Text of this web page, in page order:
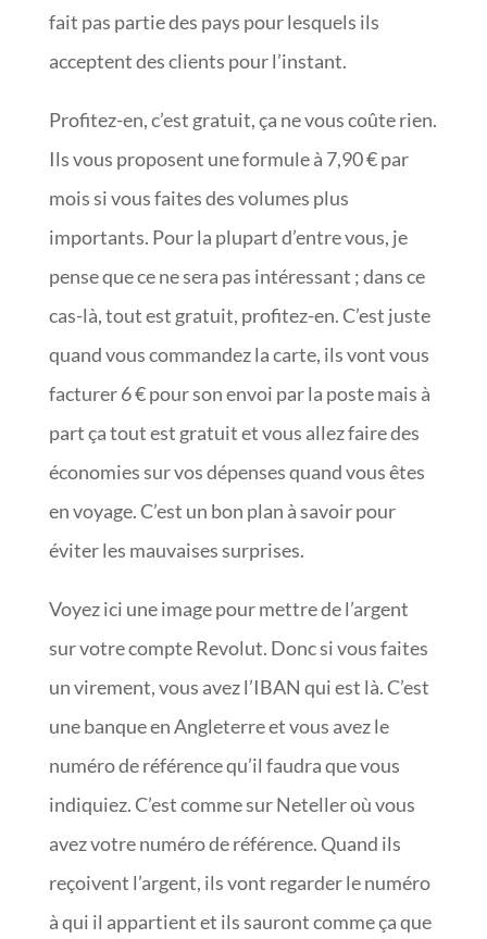
fait pas partie des pays pour lesquels ils
acceptent des clients pour l’instant.
Profitez-en, c’est gratuit, ça ne vous coûte rien.
Ils vous proposent une formule à 7,90 € par
mois si vous faites des volumes plus
importants. Pour la plupart d’entre vous, je
pense que ce ne sera pas intéressant ; dans ce
cas-là, tout est gratuit, profitez-en. C’est juste
quand vous commandez la carte, ils vont vous
facturer 6 € pour son envoi par la poste mais à
part ça tout est gratuit et vous allez faire des
économies sur vos dépenses quand vous êtes
en voyage. C’est un bon plan à savoir pour
éviter les mauvaises surprises.
Voyez ici une image pour mettre de l’argent
sur votre compte Revolut. Donc si vous faites
un virement, vous avez l’IBAN qui est là. C’est
une banque en Angleterre et vous avez le
numéro de référence qu’il faudra que vous
indiquiez. C’est comme sur Neteller où vous
avez votre numéro de référence. Quand ils
reçoivent l’argent, ils vont regarder le numéro
à qui il appartient et ils sauront comme ça que